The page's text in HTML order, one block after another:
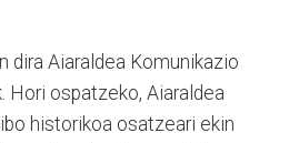
dira Aiaraldea Komunikazio
Hori ospatzeko, Aiaraldea
historikoa osatzeari ekin